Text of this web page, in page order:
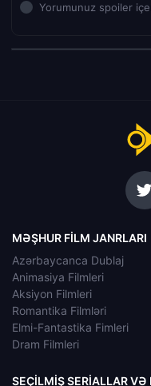
Yorumunuz spoiler
MƏŞHUR FILM JANRLARI
Azərbaycanca Dublaj
Animasiya Filmleri
Aksiyon Filmleri
Romantika Filmləri
Elmi-Fantastika Fimleri
Dram Filmleri
SEÇILMIŞ SERIALLAR